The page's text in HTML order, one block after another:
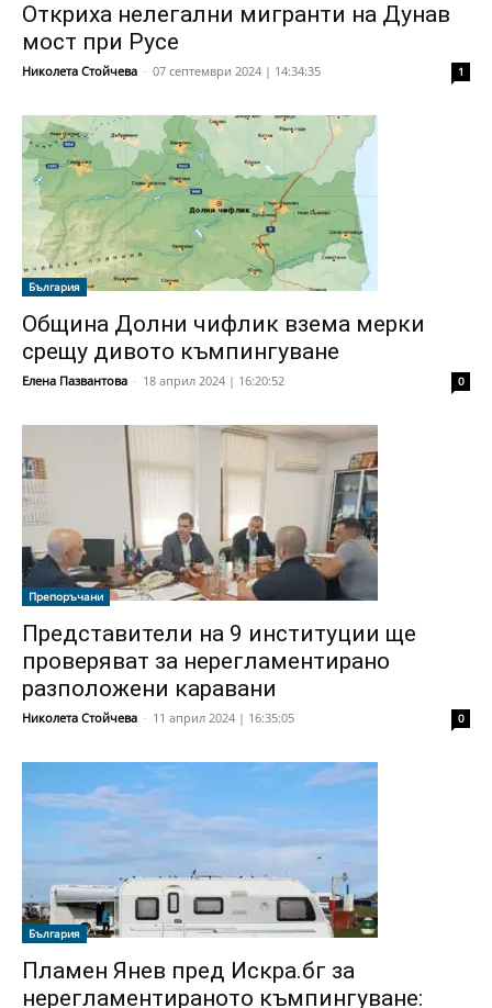
Откриха нелегални мигранти на Дунав
мост при Русе
Николета Стойчева - 07 септември 2024 | 14:34:35 1
България
Община Долни чифлик взема мерки
срещу дивото къмпингуване
Елена Пазвантова - 18 април 2024 | 16:20:52 0
Препоръчани
Представители на 9 институции ще
проверяват за нерегламентирано
разположени каравани
Николета Стойчева - 11 април 2024 | 16:35:05 0
България
Пламен Янев пред Искра.бг за
нерегламентираното къмпингуване: